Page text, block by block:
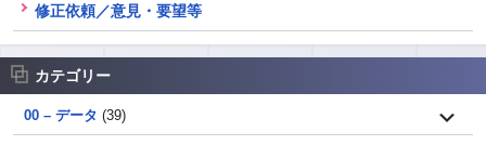
修正依頼／意見・要望等
カテゴリー
00 – データ (39)